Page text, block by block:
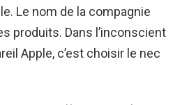
Le nom de la compagnie
produits. Dans l’inconscient
Apple, c’est choisir le nec